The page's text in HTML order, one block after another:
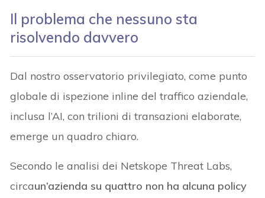
Il problema che nessuno sta
risolvendo davvero
Dal nostro osservatorio privilegiato, come punto
globale di ispezione inline del traffico aziendale,
inclusa l’AI, con trilioni di transazioni elaborate,
emerge un quadro chiaro.
Secondo le analisi dei Netskope Threat Labs,
circaun’azienda su quattro non ha alcuna policy